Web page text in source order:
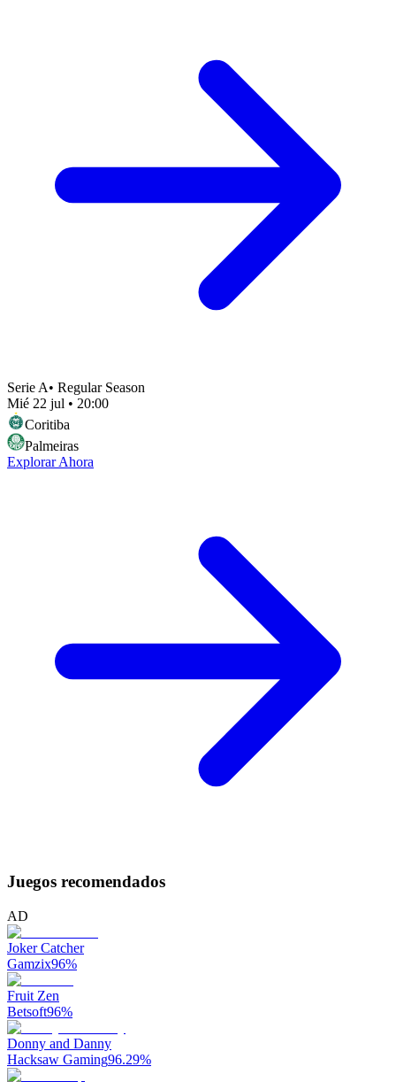
Serie A• Regular Season
Mié 22 jul • 20:00
Coritiba
Palmeiras
Explorar Ahora
Juegos recomendados
AD
Joker Catcher
Gamzix96%
Fruit Zen
Betsoft96%
Donny and Danny
Hacksaw Gaming96.29%